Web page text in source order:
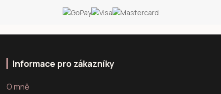
Informace pro zákazníky
O mně